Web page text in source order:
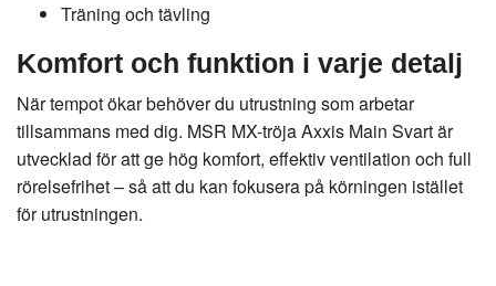
Träning och tävling
Komfort och funktion i varje detalj
När tempot ökar behöver du utrustning som arbetar
tillsammans med dig. MSR MX-tröja Axxis Main Svart är
utvecklad för att ge hög komfort, effektiv ventilation och full
rörelsefrihet – så att du kan fokusera på körningen istället
för utrustningen.